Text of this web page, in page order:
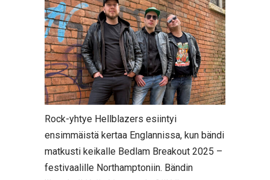
Rock-yhtye Hellblazers esiintyi
ensimmäistä kertaa Englannissa, kun bändi
matkusti keikalle Bedlam Breakout 2025 –
festivaalille Northamptoniin. Bändin